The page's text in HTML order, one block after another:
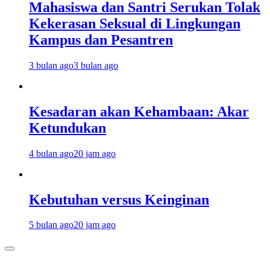
Mahasiswa dan Santri Serukan Tolak
Kekerasan Seksual di Lingkungan
Kampus dan Pesantren
3 bulan ago3 bulan ago
Kesadaran akan Kehambaan: Akar
Ketundukan
4 bulan ago20 jam ago
Kebutuhan versus Keinginan
5 bulan ago20 jam ago